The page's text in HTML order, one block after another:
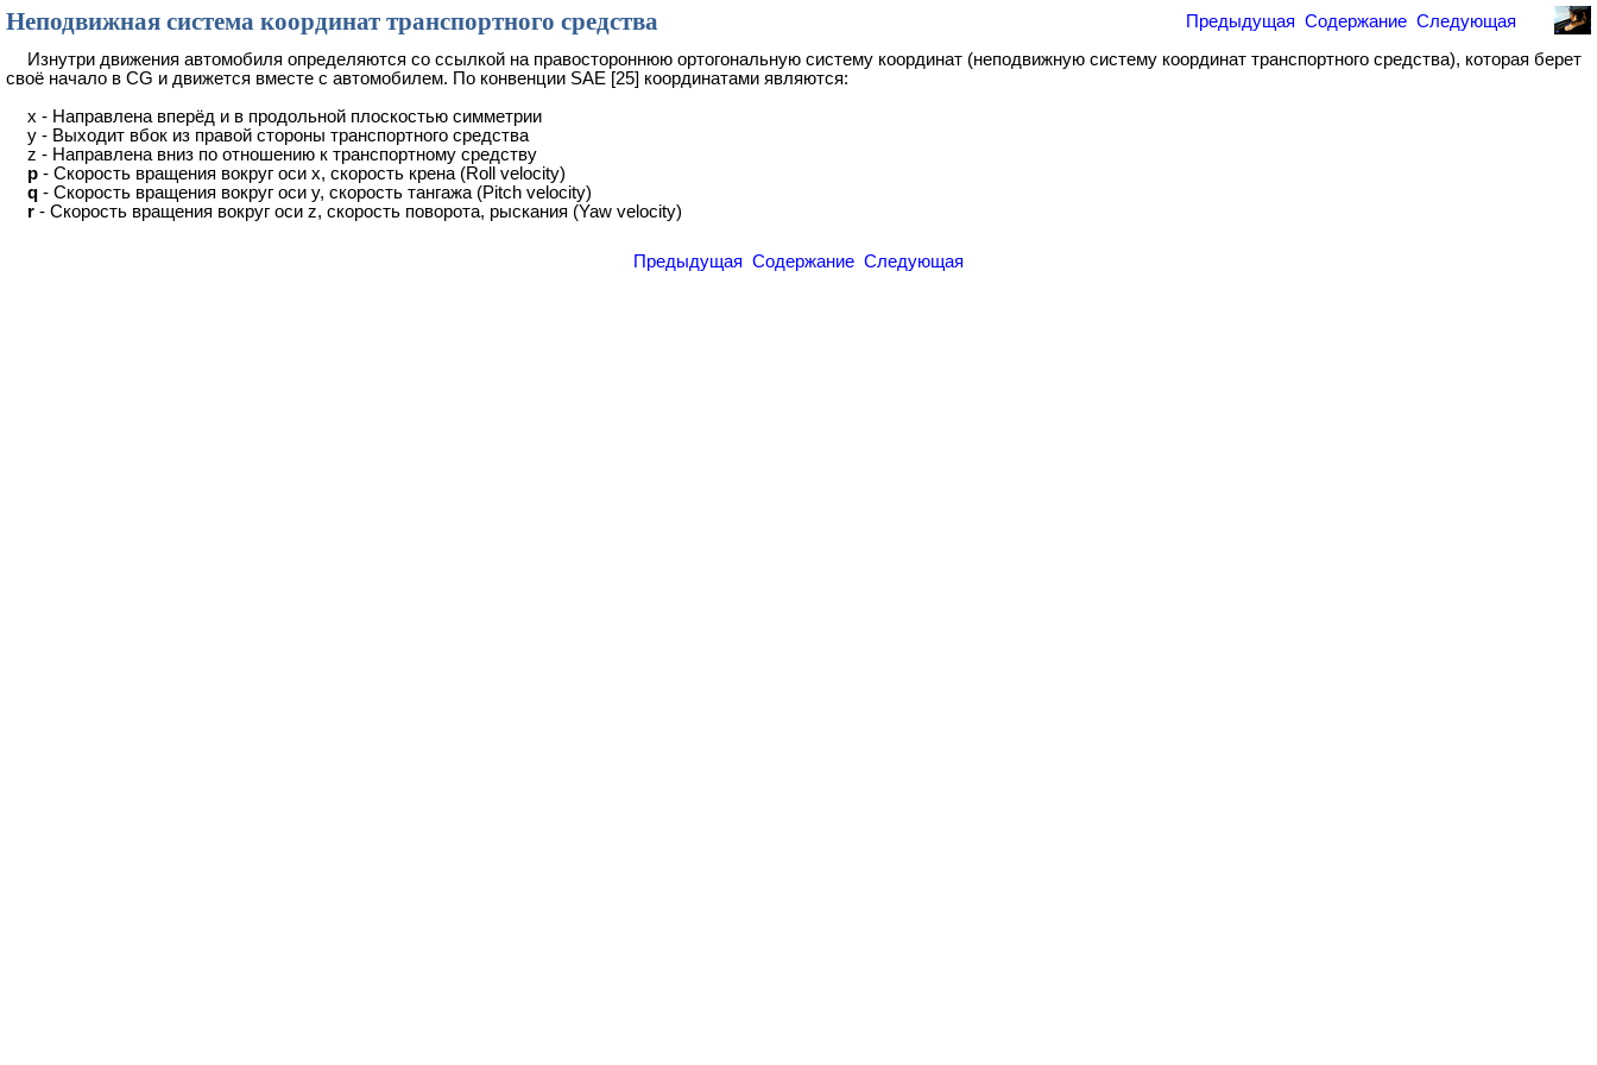
Неподвижная система координат транспортного средства Предыдущая Содержание Следующая
Изнутри движения автомобиля определяются со ссылкой на правостороннюю ортогональную систему координат (неподвижную систему координат транспортного средства), которая берет
своё начало в CG и движется вместе с автомобилем. По конвенции SAE [25] координатами являются:
x - Направлена вперёд и в продольной плоскостью симметрии
y - Выходит вбок из правой стороны транспортного средства
z - Направлена вниз по отношению к транспортному средству
p - Скорость вращения вокруг оси x, скорость крена (Roll velocity)
q - Скорость вращения вокруг оси y, скорость тангажа (Pitch velocity)
r - Скорость вращения вокруг оси z, скорость поворота, рыскания (Yaw velocity)
Предыдущая Содержание Следующая